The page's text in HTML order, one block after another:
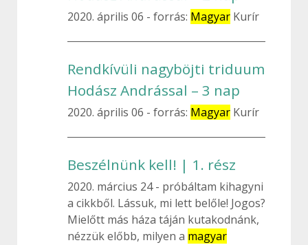
2020. április 06 forrás: Magyar Kurír
Rendkívüli nagyböjti triduum
Hodász Andrással – 3 nap
2020. április 06 forrás: Magyar Kurír
Beszélnünk kell! | 1. rész
2020. március 24
próbáltam kihagyni
a cikkből. Lássuk, mi lett belőle! Jogos?
Mielőtt más háza táján kutakodnánk,
nézzük előbb, milyen a magyar